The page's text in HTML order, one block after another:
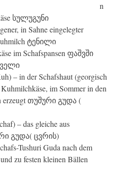
n
სულუგუნი
in Sahne eingelegter
ტენილი
im Schafspansen ფაშვში
– in der Schafshaut (georgisch
im Sommer in den
erzeugt თუშური გუდა (
– das gleiche aus
გუდა( ცვრის)
Tushuri Guda nach dem
zu festen kleinen Bällen